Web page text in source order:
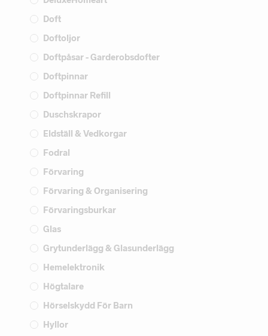
Doft
Doftoljor
Doftpåsar - Garderobsdofter
Doftpinnar
Doftpinnar Refill
Duschskrapor
Eldställ & Vedkorgar
Fodral
Förvaring
Förvaring & Organisering
Förvaringsburkar
Glas
Grytunderlägg & Glasunderlägg
Hemelektronik
Högtalare
Hörselskydd För Barn
Hyllor